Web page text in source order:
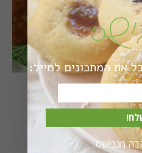
קציצות כרישה טבעוניות
מושלמות
20 במרץ 2018
את המתכונים למייל:
מגבישס.